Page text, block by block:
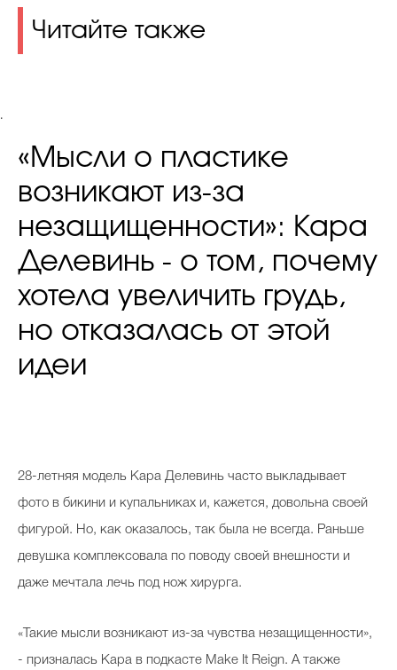
Читайте также
.
«Мысли о пластике
возникают из-за
незащищенности»: Кара
Делевинь - о том, почему
хотела увеличить грудь,
но отказалась от этой
идеи
28-летняя модель Кара Делевинь часто выкладывает
фото в бикини и купальниках и, кажется, довольна своей
фигурой. Но, как оказалось, так была не всегда. Раньше
девушка комплексовала по поводу своей внешности и
даже мечтала лечь под нож хирурга.
«Такие мысли возникают из-за чувства незащищенности»,
- призналась Кара в подкасте Make It Reign. А также